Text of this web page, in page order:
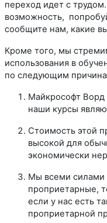
переход идет с
возможность,
сообщите нам, какие
Кроме того, мы
использования в
по следующим
Майкрософт Ворд
наши курсы
Стоимость этой
высокой для
экономически
Мы всеми силами
проприетарные,
если у нас есть
проприетарной